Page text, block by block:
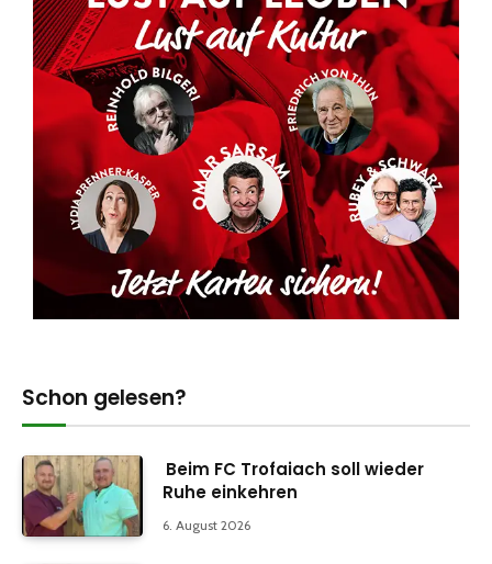
Schon gelesen?
Beim FC Trofaiach soll wieder
Ruhe einkehren
6. August 2026